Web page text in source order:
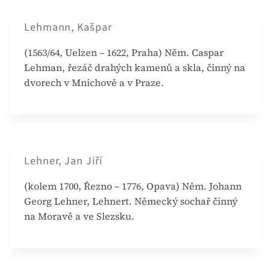
Lehmann, Kašpar
(1563/64, Uelzen – 1622, Praha) Něm. Caspar
Lehman, řezáč drahých kamenů a skla, činný na
dvorech v Mnichově a v Praze.
Lehner, Jan Jiří
(kolem 1700, Řezno – 1776, Opava) Něm. Johann
Georg Lehner, Lehnert. Německý sochař činný
na Moravě a ve Slezsku.